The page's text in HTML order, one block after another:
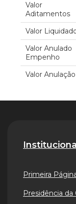
Valor
Aditamentos
Valor
Valor Anulado
Empenho
Valor Anulação
Primeira
Presidência da